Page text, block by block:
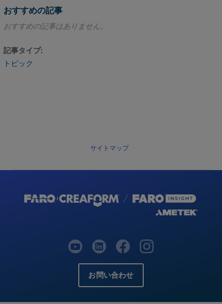
おすすめの記事
おすすめの記事はありません。
記事タイプ
トピック
サイトマップ
お問い合わせ